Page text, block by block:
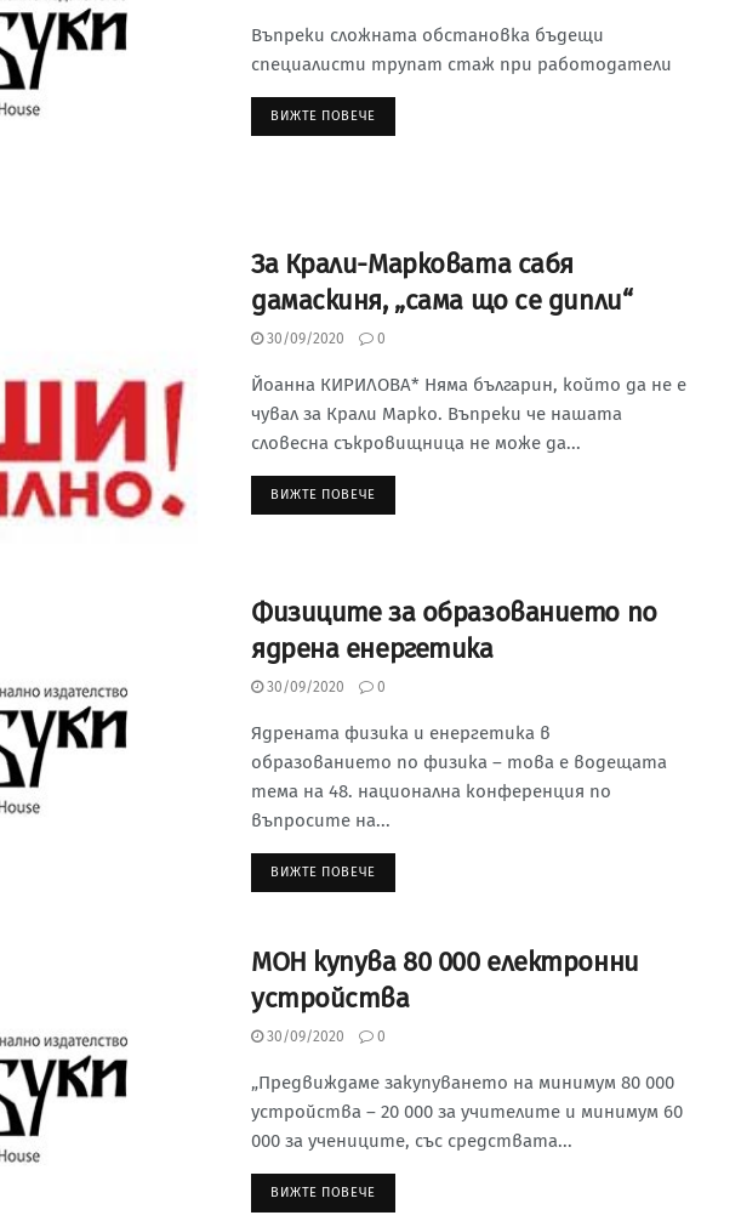
Въпреки сложната обстановка бъдещи
специалисти трупат стаж при работодатели
ВИЖТЕ ПОВЕЧЕ
За Крали-Марковата сабя
дамаскиня, „сама що се дипли“
30/09/2020 0
Йоанна КИРИЛОВА* Няма българин, който да не е
чувал за Крали Марко. Въпреки че нашата
словесна съкровищница не може да...
ВИЖТЕ ПОВЕЧЕ
Физиците за образованието по
ядрена енергетика
30/09/2020 0
Ядрената физика и енергетика в
образованието по физика – това е водещата
тема на 48. национална конференция по
въпросите на...
ВИЖТЕ ПОВЕЧЕ
МОН купува 80 000 електронни
устройства
30/09/2020 0
„Предвиждаме закупуването на минимум 80 000
устройства – 20 000 за учителите и минимум 60
000 за учениците, със средствата...
ВИЖТЕ ПОВЕЧЕ